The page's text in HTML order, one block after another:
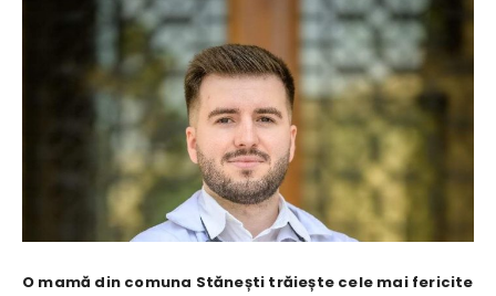
O mamă din comuna Stănești trăiește cele mai fericite